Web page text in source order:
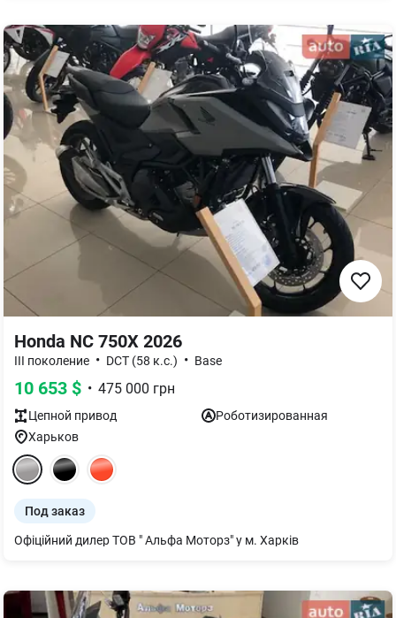
Honda NC 750X 2026
III поколение • DCT (58 к.с.) • Base
10 653 $ • 475 000 грн
Цепной привод
Роботизированная
Харьков
Под заказ
Офіційний дилер ТОВ " Альфа Моторз" у м. Харків